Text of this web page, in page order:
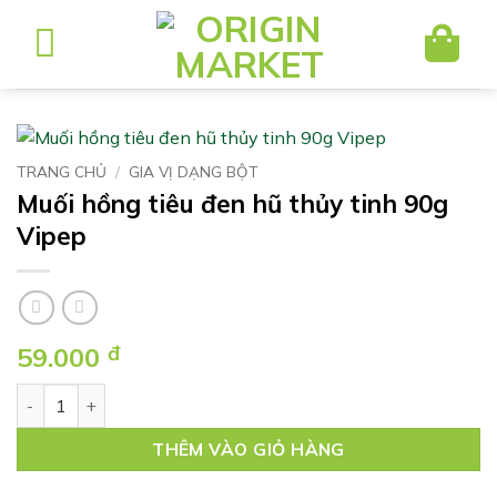
dung
TRANG CHỦ / GIA VỊ DẠNG BỘT
Muối hồng tiêu đen hũ thủy tinh 90g
Vipep
59.000 đ
THÊM VÀO GIỎ HÀNG